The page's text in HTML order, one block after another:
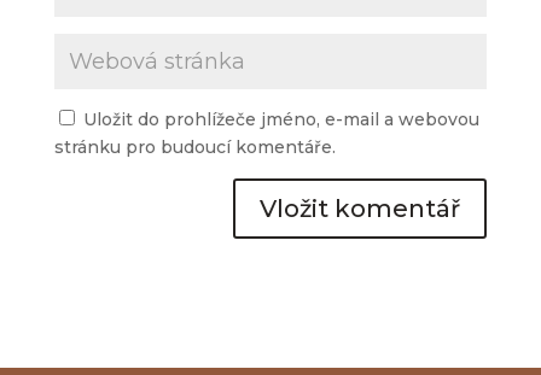
Uložit do prohlížeče jméno, e-mail a webovou
stránku pro budoucí komentáře.